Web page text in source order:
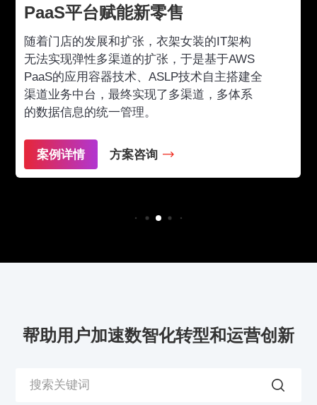
PaaS平台赋能新零售
随着门店的发展和扩张，衣架女装的IT架构
无法实现弹性多渠道的扩张，于是基于AWS
PaaS的应用容器技术、ASLP技术自主搭建全
渠道业务中台，最终实现了多渠道，多体系
的数据信息的统一管理。
案例详情 方案咨询
帮助用户加速数智化转型和运营创新